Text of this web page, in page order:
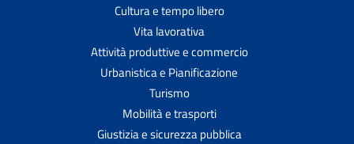
Cultura e tempo libero
Vita lavorativa
Attività produttive e commercio
Urbanistica e Pianificazione
Turismo
Mobilità e trasporti
Giustizia e sicurezza pubblica